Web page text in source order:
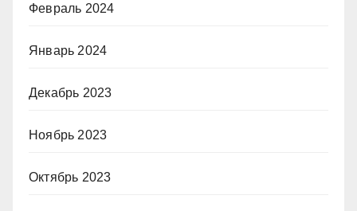
Февраль 2024
Январь 2024
Декабрь 2023
Ноябрь 2023
Октябрь 2023